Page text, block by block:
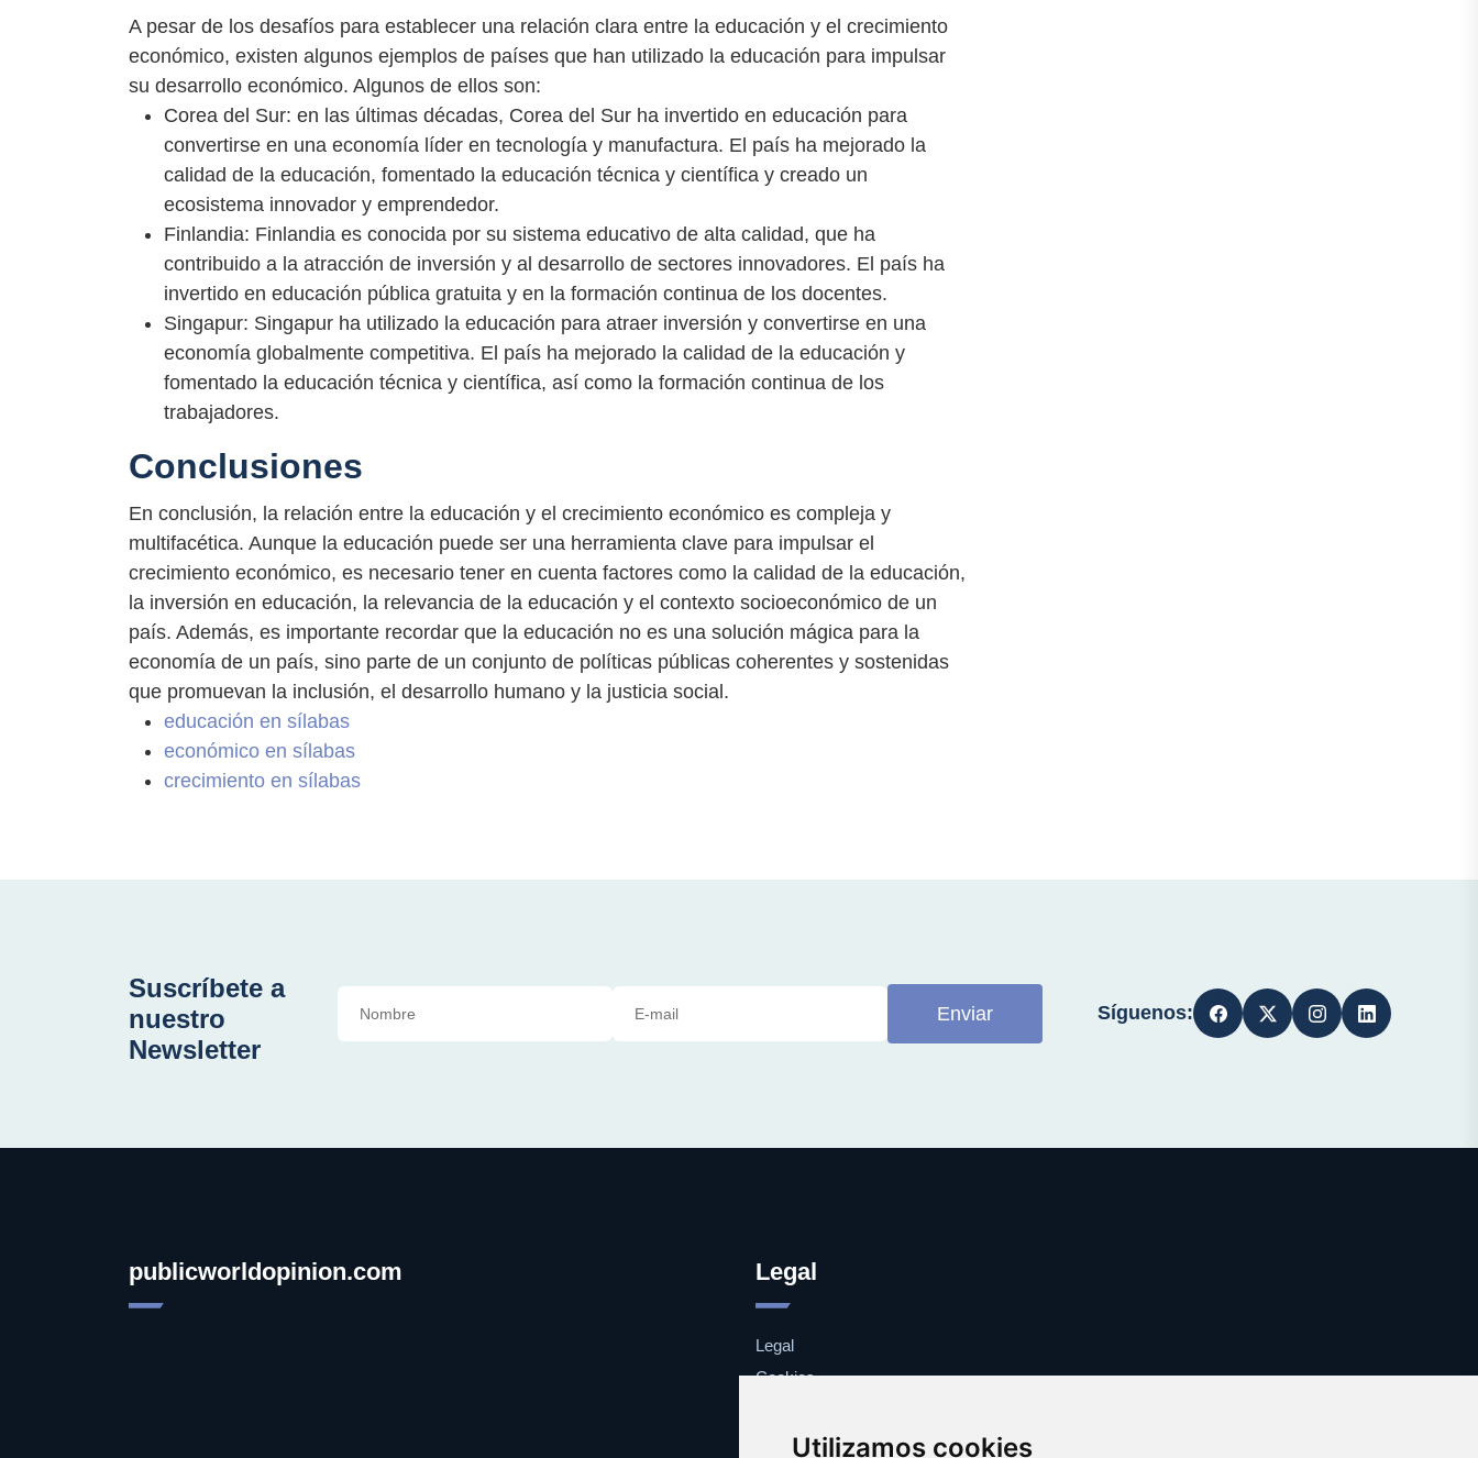
Utilizamos cookies
A pesar de los desafíos para establecer una relación clara entre la educación y el crecimiento
económico, existen algunos ejemplos de países que han utilizado la educación para impulsar
su desarrollo económico. Algunos de ellos son:
Corea del Sur: en las últimas décadas, Corea del Sur ha invertido en educación para
convertirse en una economía líder en tecnología y manufactura. El país ha mejorado la
calidad de la educación, fomentado la educación técnica y científica y creado un
ecosistema innovador y emprendedor.
Finlandia: Finlandia es conocida por su sistema educativo de alta calidad, que ha
contribuido a la atracción de inversión y al desarrollo de sectores innovadores. El país ha
invertido en educación pública gratuita y en la formación continua de los docentes.
Singapur: Singapur ha utilizado la educación para atraer inversión y convertirse en una
economía globalmente competitiva. El país ha mejorado la calidad de la educación y
fomentado la educación técnica y científica, así como la formación continua de los
trabajadores.
Conclusiones
En conclusión, la relación entre la educación y el crecimiento económico es compleja y
multifacética. Aunque la educación puede ser una herramienta clave para impulsar el
crecimiento económico, es necesario tener en cuenta factores como la calidad de la educación,
la inversión en educación, la relevancia de la educación y el contexto socioeconómico de un
país. Además, es importante recordar que la educación no es una solución mágica para la
economía de un país, sino parte de un conjunto de políticas públicas coherentes y sostenidas
que promuevan la inclusión, el desarrollo humano y la justicia social.
educación en sílabas
económico en sílabas
crecimiento en sílabas
Suscríbete a
nuestro
Newsletter
Enviar Síguenos:
publicworldopinion.com Legal
Legal
Cookies